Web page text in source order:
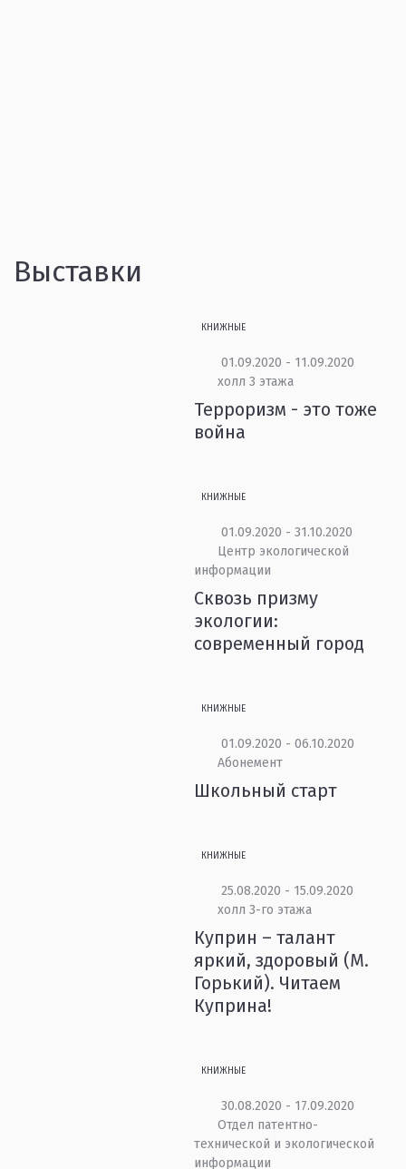
Выставки
КНИЖНЫЕ
01.09.2020 - 11.09.2020
холл 3 этажа
Терроризм - это тоже
война
КНИЖНЫЕ
01.09.2020 - 31.10.2020
Центр экологической
информации
Сквозь призму
экологии:
современный город
КНИЖНЫЕ
01.09.2020 - 06.10.2020
Абонемент
Школьный старт
КНИЖНЫЕ
25.08.2020 - 15.09.2020
холл 3-го этажа
Куприн – талант
яркий, здоровый (М.
Горький). Читаем
Куприна!
КНИЖНЫЕ
30.08.2020 - 17.09.2020
Отдел патентно-
технической и экологической
информации